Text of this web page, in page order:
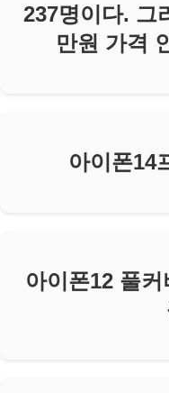
237명이다. 그
만원 가격
아이폰14
아이폰12 풀